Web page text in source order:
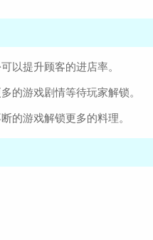
以提升顾客的进店率。
的游戏剧情等待玩家解锁。
的游戏解锁更多的料理。